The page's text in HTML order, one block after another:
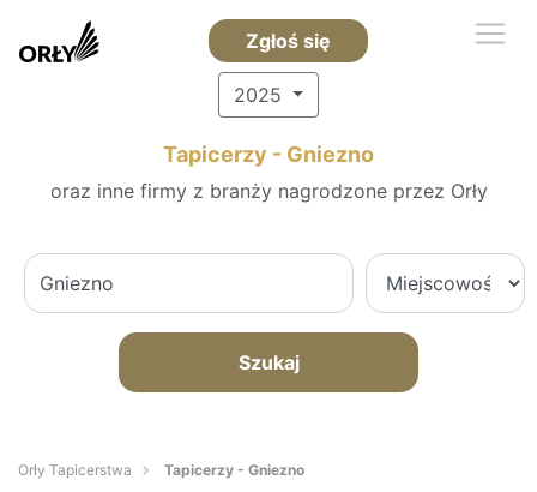
Zgłoś się
2025
Tapicerzy - Gniezno
oraz inne firmy z branży nagrodzone przez Orły
Szukaj
Orły Tapicerstwa Tapicerzy - Gniezno